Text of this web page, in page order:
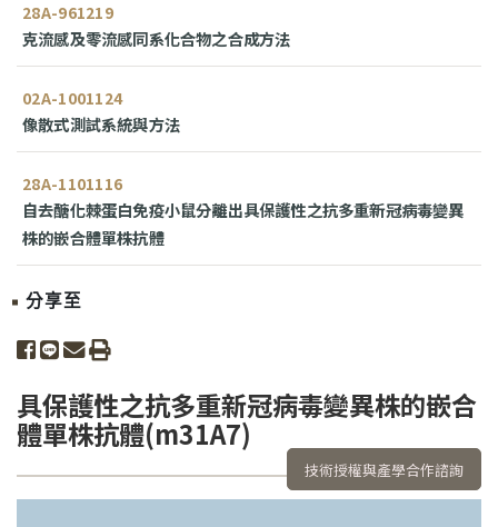
28A-961219
克流感及零流感同系化合物之合成方法
02A-1001124
像散式測試系統與方法
28A-1101116
自去醣化棘蛋白免疫小鼠分離出具保護性之抗多重新冠病毒變異
株的嵌合體單株抗體
分享至
share to facebook
share to line
share to email
print
具保護性之抗多重新冠病毒變異株的嵌合
體單株抗體(m31A7)
技術授權與產學合作諮詢